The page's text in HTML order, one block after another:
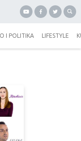
I POLITIKA LIFESTYLE